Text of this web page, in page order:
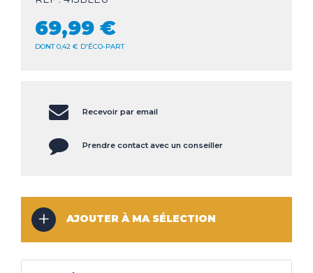
69,99 €
DONT 0,42 € D'ÉCO-PART
Recevoir par email
Prendre contact avec un conseiller
AJOUTER À MA SÉLECTION
DÉSHUMIDIFICATEUR
SERVICES
INNOVATIONS